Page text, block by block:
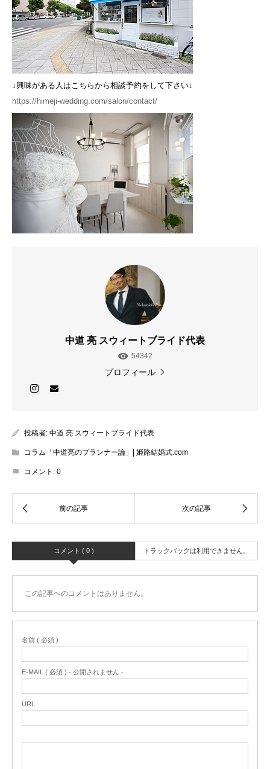
↓興味がある人はこちらから相談予約をして下さい↓
https://himeji-wedding.com/salon/contact/
中道 亮 スウィートブライド代表
54342
プロフィール
投稿者: 中道 亮 スウィートブライド代表
コラム「中道亮のプランナー論」| 姫路結婚式.com
コメント: 0
コメント ( 0 ) トラックバックは利用できません。
この記事へのコメントはありません。
名前 ( 必須 )
E-MAIL ( 必須 ) - 公開されません -
URL